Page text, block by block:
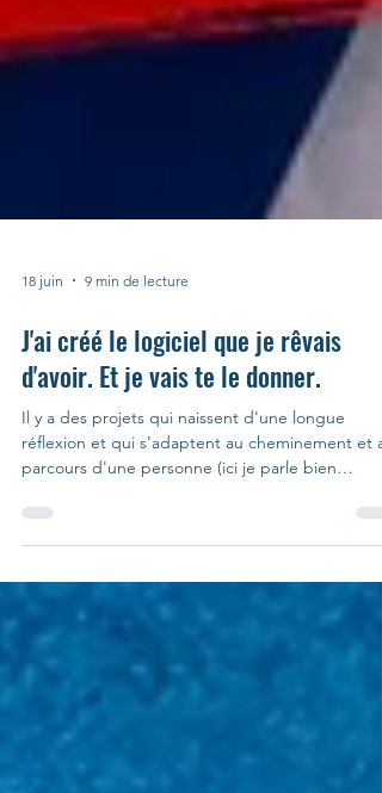
18 juin 9 min de lecture
J'ai créé le logiciel que je rêvais
d'avoir. Et je vais te le donner.
Il y a des projets qui naissent d'une longue
parcours d'une personne (ici je parle bien
entendu de moi). Des projets qui sont construits
questionnements, d'essais, de temps… et qui en
moins de 15 jours passent à l'état de néant parce
que quelqu'un a décidé de vous salir. Cette
histoire que je vais te raconter ici pourrait tenir
l'intrigue de 6 saisons d'une série. Alors tiens-toi